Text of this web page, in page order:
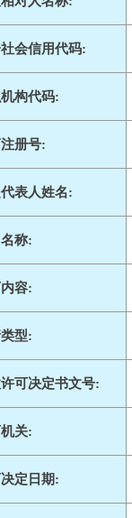
会信用代码:
构代码:
册号:
表人姓名:
称:
容:
型:
可决定书文号:
关:
定日期: